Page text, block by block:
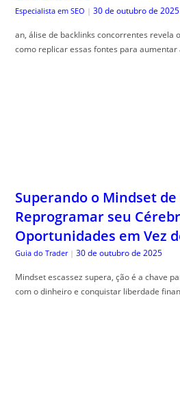
Especialista em SEO | 30 de outubro de 2025
an, álise de backlinks concorrentes revela
como replicar essas fontes para
Superando o Mindset de
Reprogramar seu
Oportunidades em Vez
Guia do Trader | 30 de outubro de 2025
Mindset escassez supera, ção é a chave
com o dinheiro e conquistar liberdade